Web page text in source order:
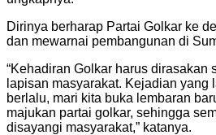
Dirinya berharap Partai Golkar ke
dan mewarnai pembangunan di
“Kehadiran Golkar harus dirasakan
lapisan masyarakat. Kejadian yang
berlalu, mari kita buka lembaran
majukan partai golkar, sehingga
disayangi masyarakat,” katanya.